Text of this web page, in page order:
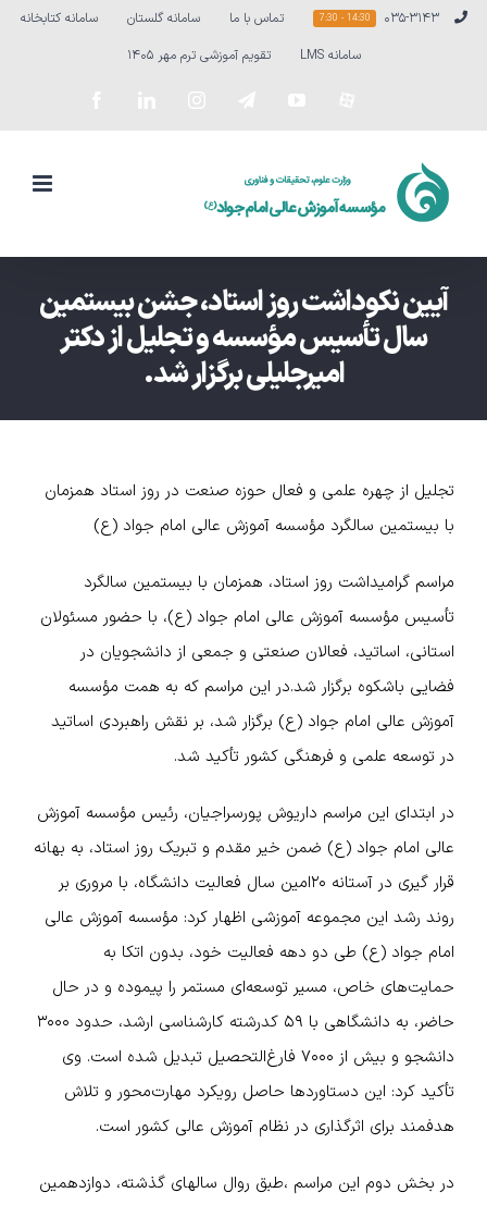
Skip
۰۳۵-۳۱۴۳ 14:30 - 7:30 تماس با ما سامانه گلستان
سامانه کتابخانه
سامانه LMS
تقویم آموزشی ترم مهر ۱۴۰۵
YouTubeسفارشی
آیین نکوداشت روز استاد، جشن بیستمین
سال تأسیس مؤسسه و تجلیل از دکتر
امیرجلیلی برگزار شد.
تجلیل از چهره‌ علمی و فعال حوزه صنعت در روز استاد همزمان
با بیستمین سالگرد مؤسسه آموزش عالی امام جواد (ع)
مراسم گرامیداشت روز استاد، همزمان با بیستمین سالگرد
تأسیس مؤسسه آموزش عالی امام جواد (ع)، با حضور مسئولان
استانی، اساتید، فعالان صنعتی و جمعی از دانشجویان در
فضایی باشکوه برگزار شد.در این مراسم که به همت مؤسسه
آموزش عالی امام جواد (ع) برگزار شد، بر نقش راهبردی اساتید
در توسعه علمی و فرهنگی کشور تأکید شد.
در ابتدای این مراسم داریوش پورسراجیان، رئیس مؤسسه آموزش
عالی امام جواد (ع) ضمن خیر مقدم و تبریک روز استاد، به بهانه
قرار گیری در آستانه ۲۰امین سال فعالیت دانشگاه، با مروری بر
روند رشد این مجموعه آموزشی اظهار کرد: مؤسسه آموزش عالی
امام جواد (ع) طی دو دهه فعالیت خود، بدون اتکا به
حمایت‌های خاص، مسیر توسعه‌ای مستمر را پیموده و در حال
حاضر، به دانشگاهی با ۵۹ کدرشته کارشناسی ارشد، حدود ۳۰۰۰
دانشجو و بیش از ۷۰۰۰ فارغ‌التحصیل تبدیل شده است. وی
تأکید کرد: این دستاوردها حاصل رویکرد مهارت‌محور و تلاش
هدفمند برای اثرگذاری در نظام آموزش عالی کشور است.
در بخش دوم این مراسم ،طبق روال سالهای گذشته، دوازدهمین